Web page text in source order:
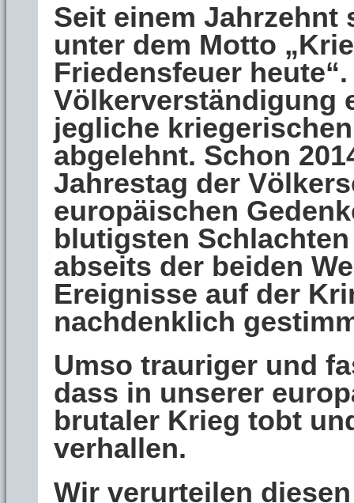
Seit einem Jahrzehnt
unter dem Motto
Friedensfeuer
Völkerverständigung
jegliche
abgelehnt. Schon
Jahrestag der
europäischen
blutigsten
abseits der beiden
Ereignisse auf der
nachdenklich
Umso trauriger und
dass in unserer
brutaler Krieg tobt
verhallen.
Wir verurteilen